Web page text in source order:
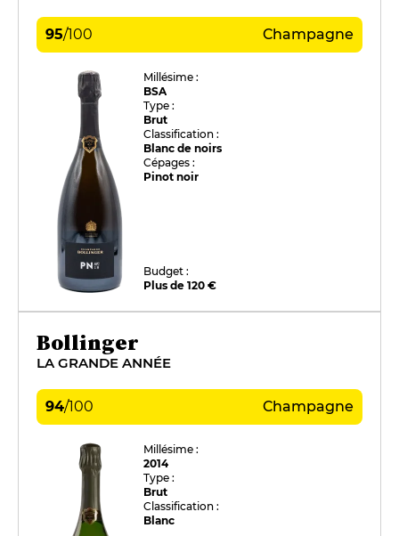
95/100 Champagne
Millésime :
BSA
Type :
Brut
Classification :
Blanc de noirs
Cépages :
Pinot noir
Budget :
Plus de 120 €
Bollinger
LA GRANDE ANNÉE
94/100 Champagne
Millésime :
2014
Type :
Brut
Classification :
Blanc